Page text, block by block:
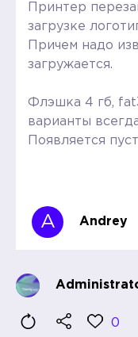
Принтер
загрузке
Причем надо
загружается.
Флэшка 4 гб,
варианты
Появляется
A Andrey
0